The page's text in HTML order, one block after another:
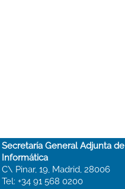
Secretaría General Adjunta de
Informática
C\ Pinar, 19, Madrid, 28006
Tel: +34 91 568 0200